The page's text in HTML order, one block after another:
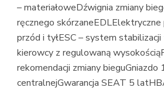
– materiałoweDźwignia zmiany
ręcznego skórzaneEDLElektryczne
przód i tyłESC – system
kierowcy z regulowaną
rekomendacji zmiany
centralnejGwarancja SEAT 5